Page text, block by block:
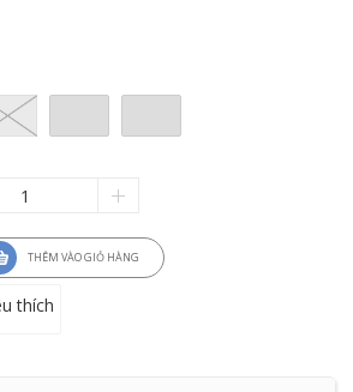
THÊM VÀO GIỎ HÀNG
thích